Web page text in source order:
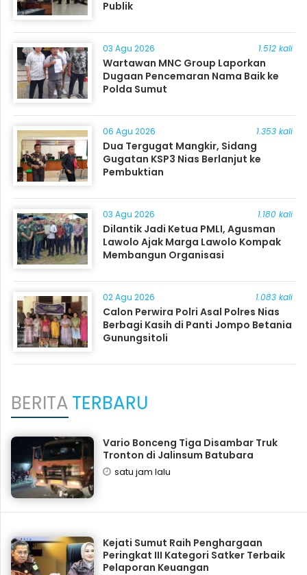
Publik
03 Agu 2026 1.512 kali
Wartawan MNC Group Laporkan
Dugaan Pencemaran Nama Baik ke
Polda Sumut
06 Agu 2026 1.353 kali
Dua Tergugat Mangkir, Sidang
Gugatan KSP3 Nias Berlanjut ke
Pembuktian
03 Agu 2026 1.180 kali
Dilantik Jadi Ketua PMLI, Agusman
Lawolo Ajak Marga Lawolo Kompak
Membangun Organisasi
02 Agu 2026 1.083 kali
Calon Perwira Polri Asal Polres Nias
Berbagi Kasih di Panti Jompo Betania
Gunungsitoli
BERITATERBARU
Vario Bonceng Tiga Disambar Truk
Tronton di Jalinsum Batubara
satu jam lalu
Kejati Sumut Raih Penghargaan
Peringkat III Kategori Satker Terbaik
Pelaporan Keuangan